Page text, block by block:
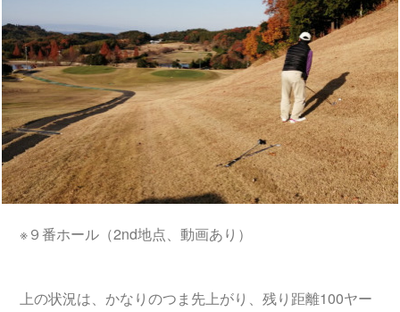
※９番ホール（2nd地点、動画あり）
上の状況は、かなりのつま先上がり、残り距離100ヤー